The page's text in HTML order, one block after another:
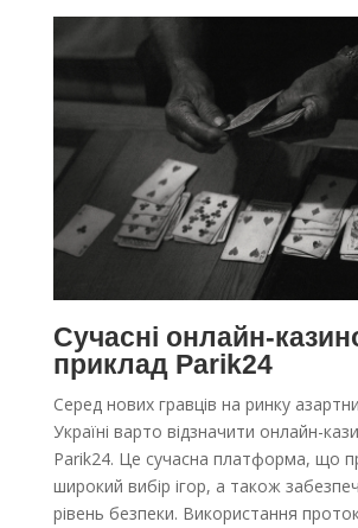
Сучасні онлайн-
приклад Parik24
Серед нових гравців на ринку
Україні варто відзначити онлайн-
Parik24. Це сучасна платформа, що
широкий вибір ігор, а також
рівень безпеки. Використання